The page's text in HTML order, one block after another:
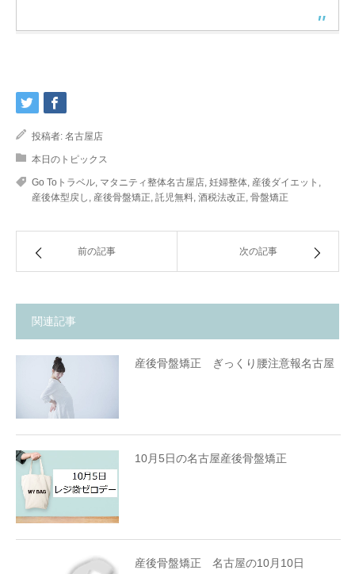
投稿者: 名古屋店
本日のトピックス
Go Toトラベル, マタニティ整体名古屋店, 妊婦整体, 産後ダイエット ,
産後体型戻し , 産後骨盤矯正, 託児無料, 酒税法改正, 骨盤矯正
前の記事 次の記事
関連記事
産後骨盤矯正 ぎっくり腰注意報名古屋
10月5日の名古屋産後骨盤矯正
産後骨盤矯正 名古屋の10月10日